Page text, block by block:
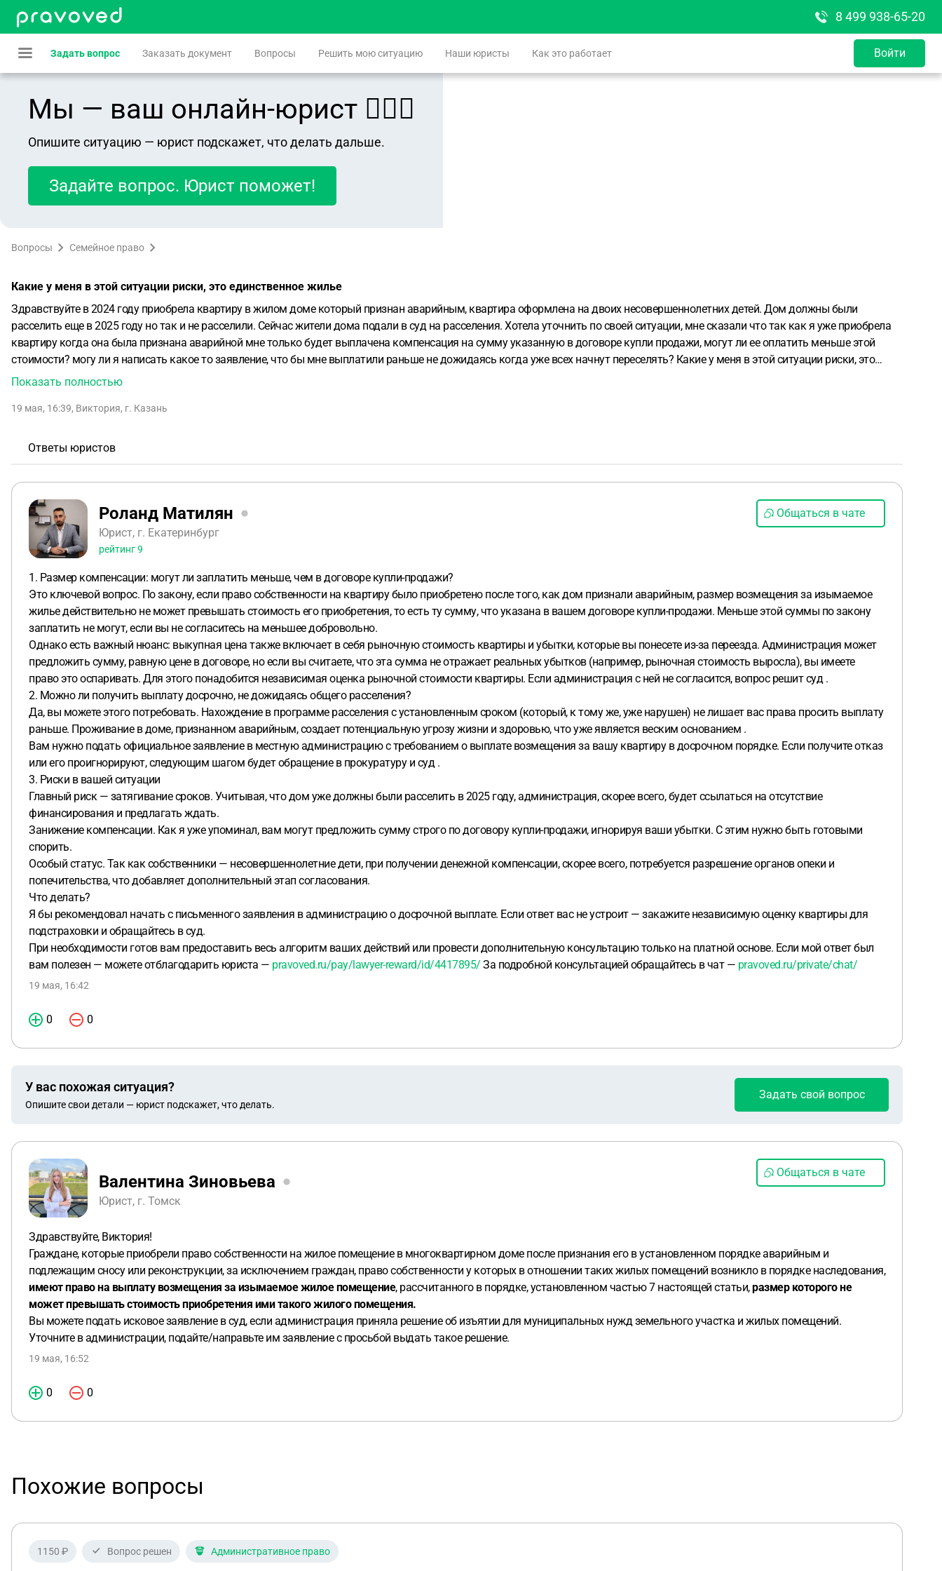
8 499 938-65-20
Задать вопрос Заказать документ Вопросы Решить мою ситуацию Наши юристы Как это работает Войти
Мы — ваш онлайн-юрист 👨🏻‍⚖️
Опишите ситуацию — юрист подскажет, что делать дальше.
Задайте вопрос. Юрист поможет!
Вопросы Семейное право
Какие у меня в этой ситуации риски, это единственное жилье
Здравствуйте в 2024 году приобрела квартиру в жилом доме который признан аварийным, квартира оформлена на двоих несовершеннолетних детей. Дом должны были
расселить еще в 2025 году но так и не расселили. Сейчас жители дома подали в суд на расселения. Хотела уточнить по своей ситуации, мне сказали что так как я уже приобрела
квартиру когда она была признана аварийной мне только будет выплачена компенсация на сумму указанную в договоре купли продажи, могут ли ее оплатить меньше этой
стоимости? могу ли я написать какое то заявление, что бы мне выплатили раньше не дожидаясь когда уже всех начнут переселять? Какие у меня в этой ситуации риски, это
единственное жилье
Показать полностью
19 мая, 16:39, Виктория, г. Казань
Ответы юристов
Роланд Матилян
Юрист, г. Екатеринбург
рейтинг9
Общаться в чате
1. Размер компенсации: могут ли заплатить меньше, чем в договоре купли-продажи?
Это ключевой вопрос. По закону, если право собственности на квартиру было приобретено после того, как дом признали аварийным, размер возмещения за изымаемое
жилье действительно не может превышать стоимость его приобретения, то есть ту сумму, что указана в вашем договоре купли-продажи. Меньше этой суммы по закону
заплатить не могут, если вы не согласитесь на меньшее добровольно.
Однако есть важный нюанс: выкупная цена также включает в себя рыночную стоимость квартиры и убытки, которые вы понесете из-за переезда. Администрация может
предложить сумму, равную цене в договоре, но если вы считаете, что эта сумма не отражает реальных убытков (например, рыночная стоимость выросла), вы имеете
право это оспаривать. Для этого понадобится независимая оценка рыночной стоимости квартиры. Если администрация с ней не согласится, вопрос решит суд .
2. Можно ли получить выплату досрочно, не дожидаясь общего расселения?
Да, вы можете этого потребовать. Нахождение в программе расселения с установленным сроком (который, к тому же, уже нарушен) не лишает вас права просить выплату
раньше. Проживание в доме, признанном аварийным, создает потенциальную угрозу жизни и здоровью, что уже является веским основанием .
Вам нужно подать официальное заявление в местную администрацию с требованием о выплате возмещения за вашу квартиру в досрочном порядке. Если получите отказ
или его проигнорируют, следующим шагом будет обращение в прокуратуру и суд .
3. Риски в вашей ситуации
Главный риск — затягивание сроков. Учитывая, что дом уже должны были расселить в 2025 году, администрация, скорее всего, будет ссылаться на отсутствие
финансирования и предлагать ждать.
Занижение компенсации. Как я уже упоминал, вам могут предложить сумму строго по договору купли-продажи, игнорируя ваши убытки. С этим нужно быть готовыми
спорить.
Особый статус. Так как собственники — несовершеннолетние дети, при получении денежной компенсации, скорее всего, потребуется разрешение органов опеки и
попечительства, что добавляет дополнительный этап согласования.
Что делать?
Я бы рекомендовал начать с письменного заявления в администрацию о досрочной выплате. Если ответ вас не устроит — закажите независимую оценку квартиры для
подстраховки и обращайтесь в суд.
При необходимости готов вам предоставить весь алгоритм ваших действий или провести дополнительную консультацию только на платной основе. Если мой ответ был
вам полезен — можете отблагодарить юриста — pravoved.ru/pay/lawyer-reward/id/4417895/ За подробной консультацией обращайтесь в чат — pravoved.ru/private/chat/
19 мая, 16:42
0 0
У вас похожая ситуация?
Опишите свои детали — юрист подскажет, что делать.
Задать свой вопрос
Валентина Зиновьева
Юрист, г. Томск
Общаться в чате
Здравствуйте, Виктория!
Граждане, которые приобрели право собственности на жилое помещение в многоквартирном доме после признания его в установленном порядке аварийным и
подлежащим сносу или реконструкции, за исключением граждан, право собственности у которых в отношении таких жилых помещений возникло в порядке наследования,
имеют право на выплату возмещения за изымаемое жилое помещение, рассчитанного в порядке, установленном частью 7 настоящей статьи,размер которого не
может превышать стоимость приобретения ими такого жилого помещения.
Вы можете подать исковое заявление в суд, если администрация приняла решение об изъятии для муниципальных нужд земельного участка и жилых помещений.
Уточните в администрации, подайте/направьте им заявление с просьбой выдать такое решение.
19 мая, 16:52
0 0
Похожие вопросы
1150 ₽ Вопрос решен Административное право